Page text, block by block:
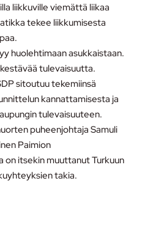
liikkuville viemättä liikaa
tekee liikkumisesta
huolehtimaan asukkaistaan.
tulevaisuutta.
sitoutuu tekemiinsä
kannattamisesta ja
tulevaisuuteen.
puheenjohtaja Samuli
Paimion
on itsekin muuttanut Turkuun
takia.